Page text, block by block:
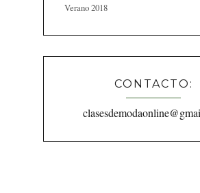
Verano 2018
CONTACTO: